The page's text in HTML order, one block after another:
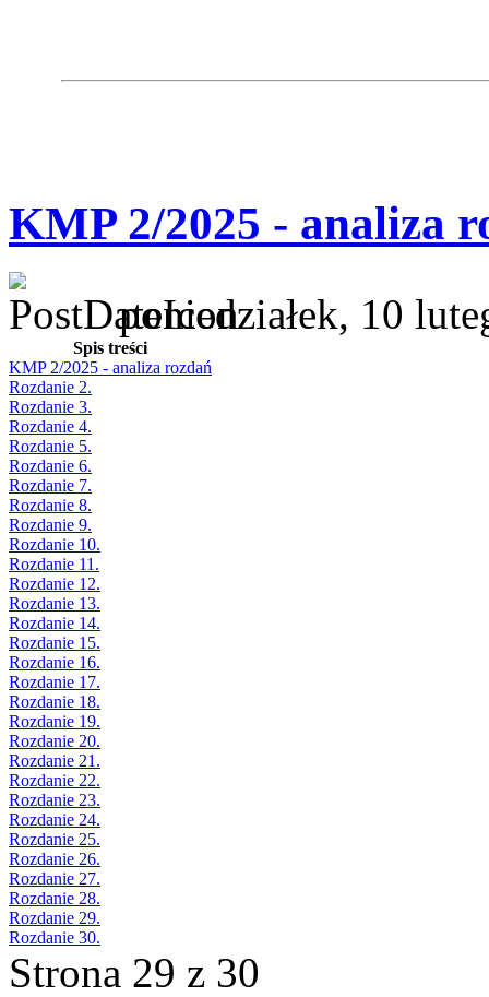
KMP 2/2025 - analiza
poniedziałek, 10
Spis treści
KMP 2/2025 - analiza rozdań
Rozdanie 2.
Rozdanie 3.
Rozdanie 4.
Rozdanie 5.
Rozdanie 6.
Rozdanie 7.
Rozdanie 8.
Rozdanie 9.
Rozdanie 10.
Rozdanie 11.
Rozdanie 12.
Rozdanie 13.
Rozdanie 14.
Rozdanie 15.
Rozdanie 16.
Rozdanie 17.
Rozdanie 18.
Rozdanie 19.
Rozdanie 20.
Rozdanie 21.
Rozdanie 22.
Rozdanie 23.
Rozdanie 24.
Rozdanie 25.
Rozdanie 26.
Rozdanie 27.
Rozdanie 28.
Rozdanie 29.
Rozdanie 30.
Strona 29 z 30